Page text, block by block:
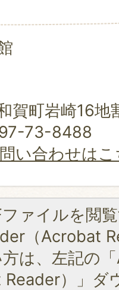
賀町岩崎16地
73-8488
い合わせは
ファイルを閲
（Acrobat
は、左記の
）」ダ